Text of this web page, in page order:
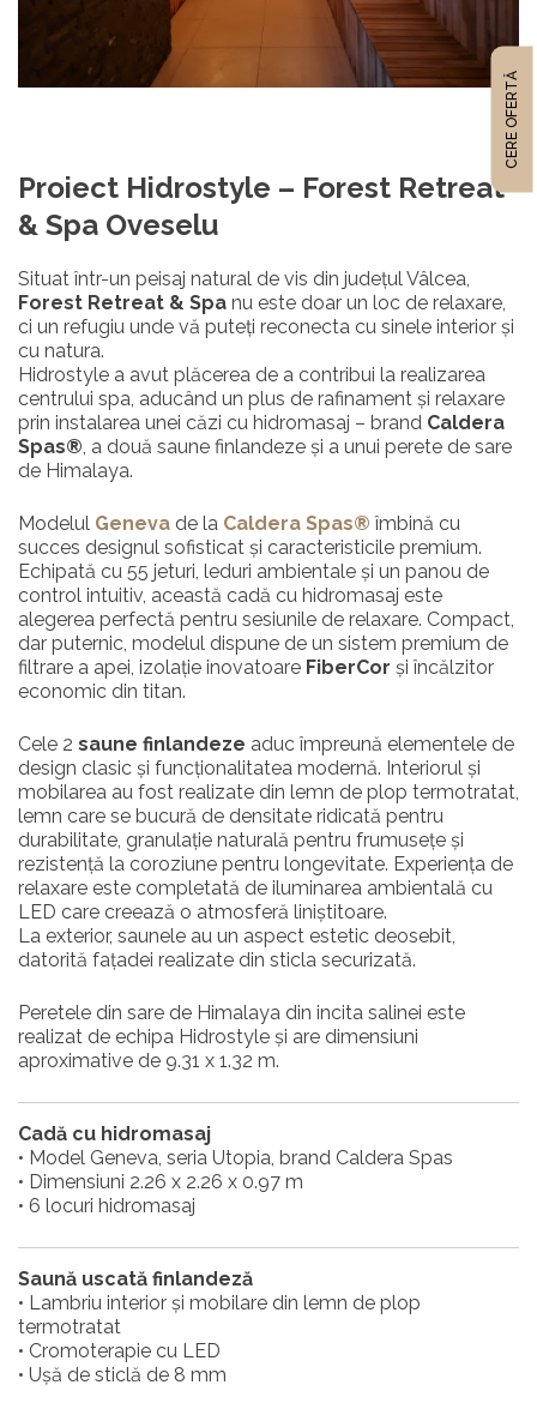
Proiect Hidrostyle – Forest Retreat
& Spa Oveselu
Situat într-un peisaj natural de vis din județul Vâlcea,
Forest Retreat & Spa nu este doar un loc de relaxare,
ci un refugiu unde vă puteți reconecta cu sinele interior și
cu natura.
Hidrostyle a avut plăcerea de a contribui la realizarea
centrului spa, aducând un plus de rafinament și relaxare
prin instalarea unei căzi cu hidromasaj – brand Caldera
Spas®, a două saune finlandeze și a unui perete de sare
de Himalaya.
Modelul Geneva de la Caldera Spas® îmbină cu
succes designul sofisticat și caracteristicile premium.
Echipată cu 55 jeturi, leduri ambientale și un panou de
control intuitiv, această cadă cu hidromasaj este
alegerea perfectă pentru sesiunile de relaxare. Compact,
dar puternic, modelul dispune de un sistem premium de
filtrare a apei, izolație inovatoare FiberCor și încălzitor
economic din titan.
Cele 2 saune finlandeze aduc împreună elementele de
design clasic și funcționalitatea modernă. Interiorul și
mobilarea au fost realizate din lemn de plop termotratat,
lemn care se bucură de densitate ridicată pentru
durabilitate, granulație naturală pentru frumusețe și
rezistență la coroziune pentru longevitate. Experiența de
relaxare este completată de iluminarea ambientală cu
LED care creează o atmosferă liniștitoare.
La exterior, saunele au un aspect estetic deosebit,
datorită fațadei realizate din sticla securizată.
Peretele din sare de Himalaya din incita salinei este
realizat de echipa Hidrostyle și are dimensiuni
aproximative de 9.31 x 1.32 m.
Cadă cu hidromasaj
• Model Geneva, seria Utopia, brand Caldera Spas
• Dimensiuni 2.26 x 2.26 x 0.97 m
• 6 locuri hidromasaj
Saună uscată finlandeză
• Lambriu interior și mobilare din lemn de plop
termotratat
• Cromoterapie cu LED
• Ușă de sticlă de 8 mm
CERE OFERTĂ